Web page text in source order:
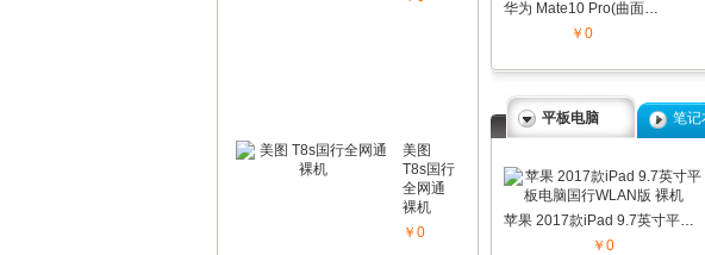
美图
T8s国行
全网通
裸机
￥0
华为 Mate10 Pro(曲面屏)移动优先国行全网通/双卡双待 裸机
￥0
平板电脑 笔记
苹果 2017款iPad 9.7英寸平板电脑国行WLAN版 裸机
￥0